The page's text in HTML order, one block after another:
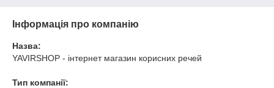
Інформація про компанію
Назва:
YAVIRSHOP - інтернет магазин корисних речей
Тип компанії: